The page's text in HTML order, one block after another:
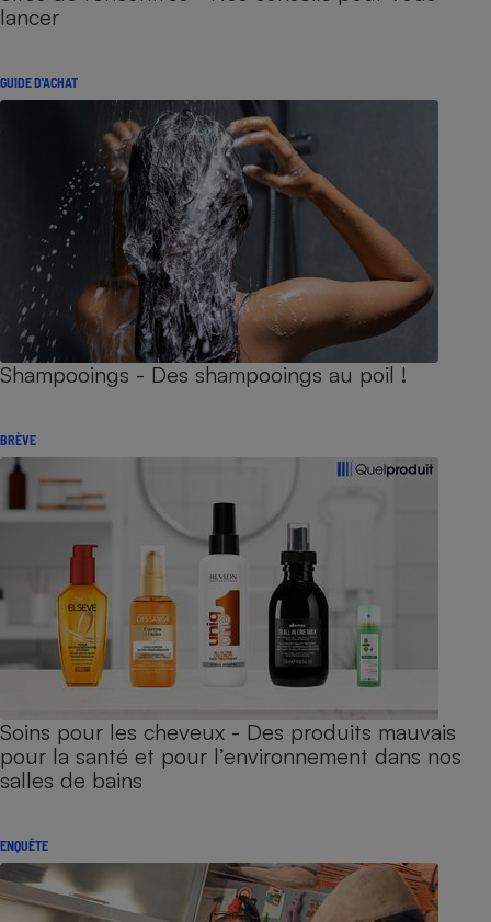
lancer
GUIDE D'ACHAT
Shampooings - Des shampooings au poil !
BRÈVE
Soins pour les cheveux - Des produits mauvais
pour la santé et pour l’environnement dans nos
salles de bains
ENQUÊTE